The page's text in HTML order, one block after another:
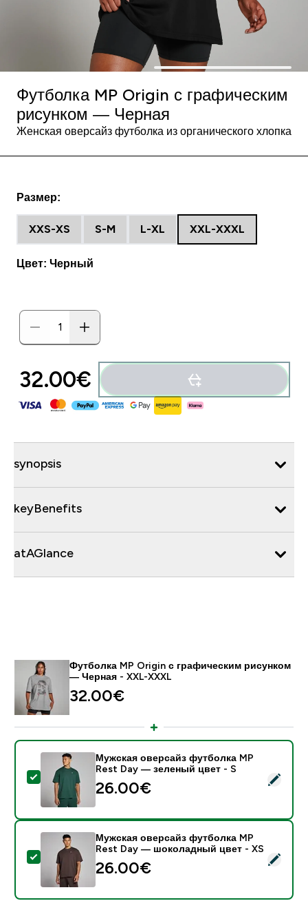
Футболка MP Origin с графическим
рисунком — Черная
Женская оверсайз футболка из органического хлопка
Размер:
XXS-XS S-M L-XL XXL-XXXL
Цвет: Черный
32.00€‎
synopsis
keyBenefits
atAGlance
Футболка MP Origin с графическим рисунком
— Черная - XXL-XXXL
32.00€‎
- Мужская оверсайз футболка MP Rest Day —
Мужская оверсайз футболка MP
Rest Day — зеленый цвет - S
26.00€‎
- Мужская оверсайз футболка MP Rest Day —
Мужская оверсайз футболка MP
Rest Day — шоколадный цвет - XS
26.00€‎